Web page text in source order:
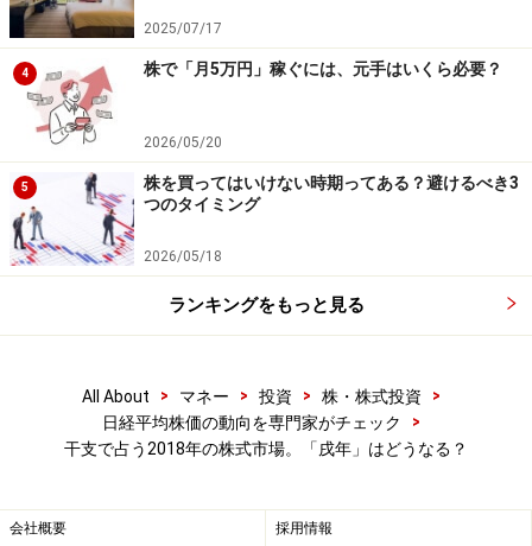
クター」（JVC）とケンウッドが統合して発足
アクサスホールディングス <3536> アクサスと旧・雑
貨屋ブルドッグの共同もち株会社
アニコムホールディング <8715> ペット保険の草分け
エコートレーディング <7427> ペット用品、ペットフ
ードの卸
※記事内容は執筆時点のものです。最新の内容をご確認くださ
本記事の内容は一般的な情報提供を目的としており、特定の金融
商品や投資行動を推奨するものではありません。
2025/07/17
4 株で「月5万円」稼ぐには、元手はいくら必要？
2026/05/20
5
株を買ってはいけない時期ってある？避けるべき3
つのタイミング
2026/05/18
ランキングをもっと見る
All About > マネー > 投資 > 株・株式投資
>
日経平均株価の動向を専門家がチェック
>
干支で占う2018年の株式市場。「戌年」はどうなる？
会社概要 採用情報